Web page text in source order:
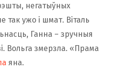
негатыўных
так ужо і шмат. Віталь
Ганна – зручныя
Вольга змерзла. «Прама
яна.